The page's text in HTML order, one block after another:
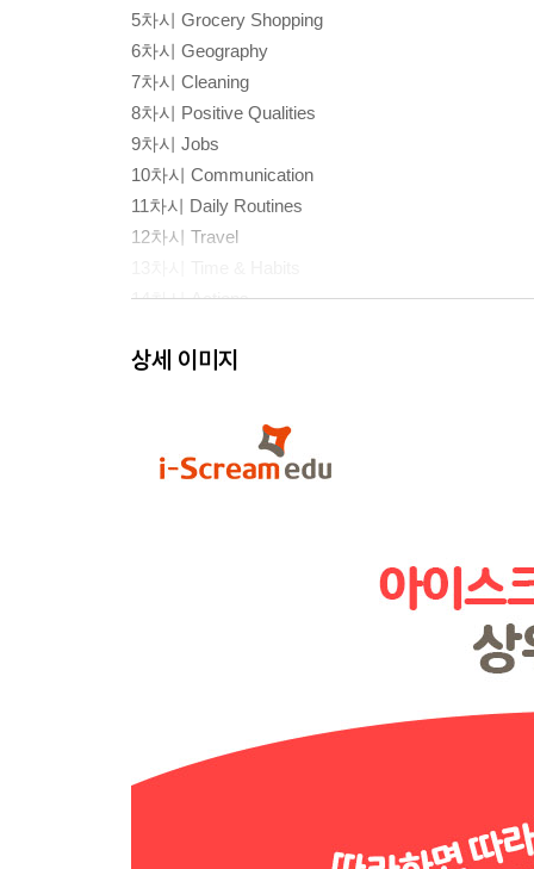
5차시 Grocery Shopping
6차시 Geography
7차시 Cleaning
8차시 Positive Qualities
9차시 Jobs
10차시 Communication
11차시 Daily Routines
12차시 Travel
14차시 Actions
16차시 Eating
18차시 Incidents & Accidents
19차시 Events
20차시 Daily Routines
상세 이미지